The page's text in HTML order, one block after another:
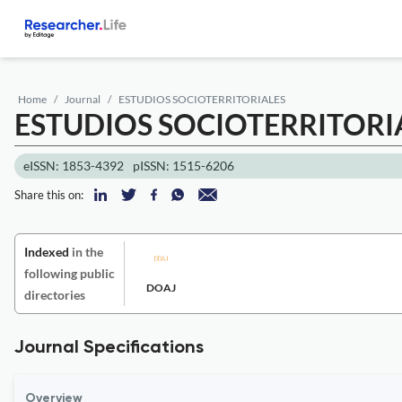
Home Journal ESTUDIOS SOCIOTERRITORIALES
ESTUDIOS
eISSN: 1853-4392 pISSN: 1515-6206
Share this on:
Indexed in the
following public
directories
DOAJ
Journal Specifications
Overview